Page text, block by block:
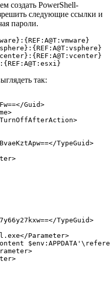
создать PowerShell-
следующие ссылки и
пароли.
так:
</Guid>
>
>
</TypeGuid>
>
</TypeGuid>
</Parameter>
>
>